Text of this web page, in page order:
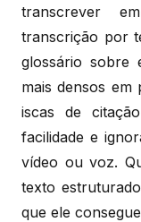
transcrever
transcrição por
glossário sobre
mais densos
iscas de
facilidade e
vídeo ou voz.
texto
que ele